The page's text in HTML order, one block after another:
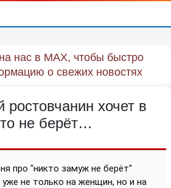
нас в MAX, чтобы быстро
о свежих новостях
хочет в
не берёт…
про "никто замуж не берёт"
уже не только на женщин, но и на